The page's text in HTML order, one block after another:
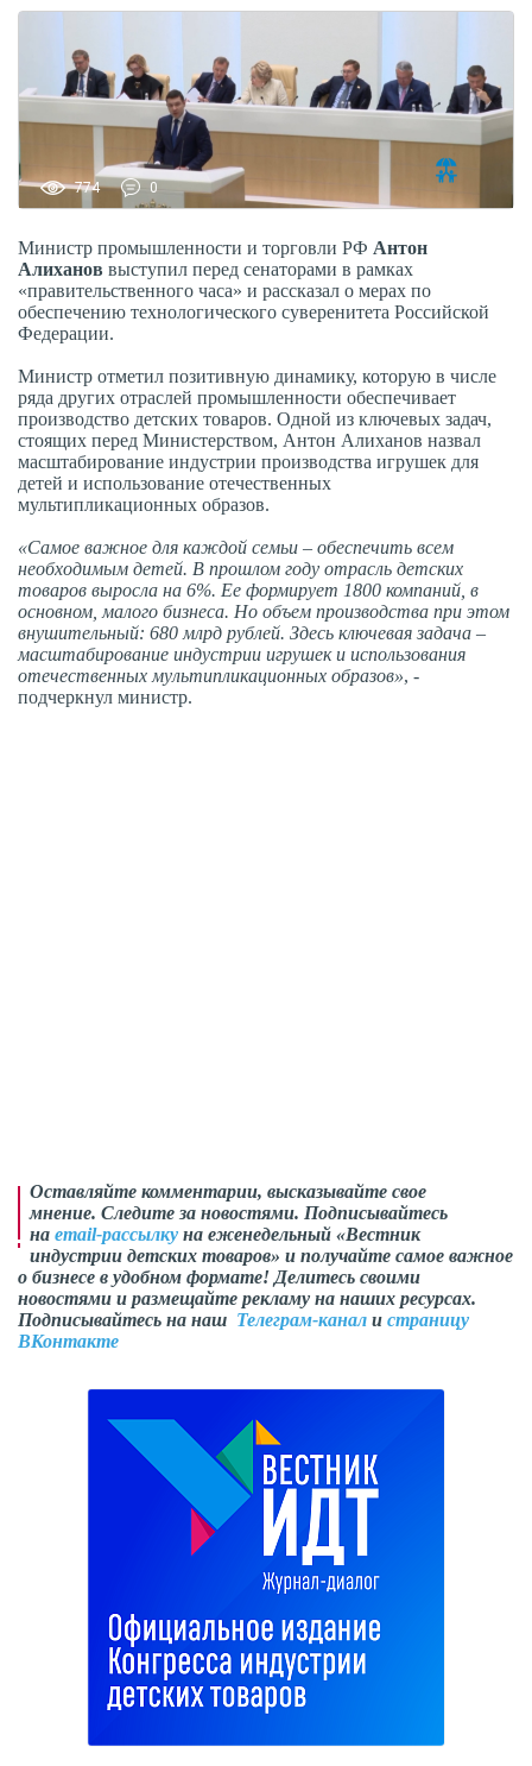
774 0
Министр промышленности и торговли РФ Антон
Алиханов выступил перед сенаторами в рамках
«правительственного часа» и рассказал о мерах по
обеспечению технологического суверенитета Российской
Федерации.
Министр отметил позитивную динамику, которую в числе
ряда других отраслей промышленности обеспечивает
производство детских товаров. Одной из ключевых задач,
стоящих перед Министерством, Антон Алиханов назвал
масштабирование индустрии производства игрушек для
детей и использование отечественных
мультипликационных образов.
«Самое важное для каждой семьи – обеспечить всем
необходимым детей. В прошлом году отрасль детских
товаров выросла на 6%. Ее формирует 1800 компаний, в
основном, малого бизнеса. Но объем производства при этом
внушительный: 680 млрд рублей. Здесь ключевая задача –
масштабирование индустрии игрушек и использования
отечественных мультипликационных образов», -
подчеркнул министр.
Оставляйте комментарии, высказывайте свое
мнение. Следите за новостями. Подписывайтесь
на email-рассылку на еженедельный «Вестник
индустрии детских товаров» и получайте самое важное
о бизнесе в удобном формате! Делитесь своими
новостями и размещайте рекламу на наших ресурсах.
Подписывайтесь на наш Телеграм-канал и страницу
ВКонтакте